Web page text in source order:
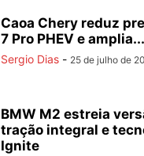
Caoa Chery reduz
7 Pro PHEV e amplia...
Sergio Dias - 25 de julho de
BMW M2 estreia
tração integral e
Ignite